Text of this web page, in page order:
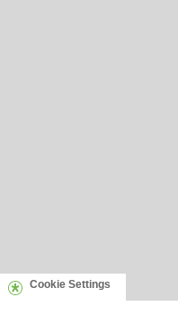
Cookie Settings